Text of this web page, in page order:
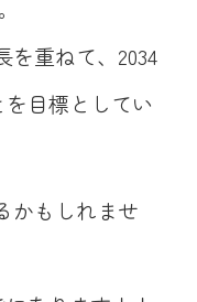
を重ねて、2034
目標としてい
かもしれませ